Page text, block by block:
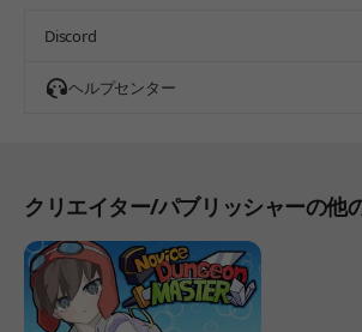
Discord
ヘルプセンター
クリエイター/パブリッシャーの他